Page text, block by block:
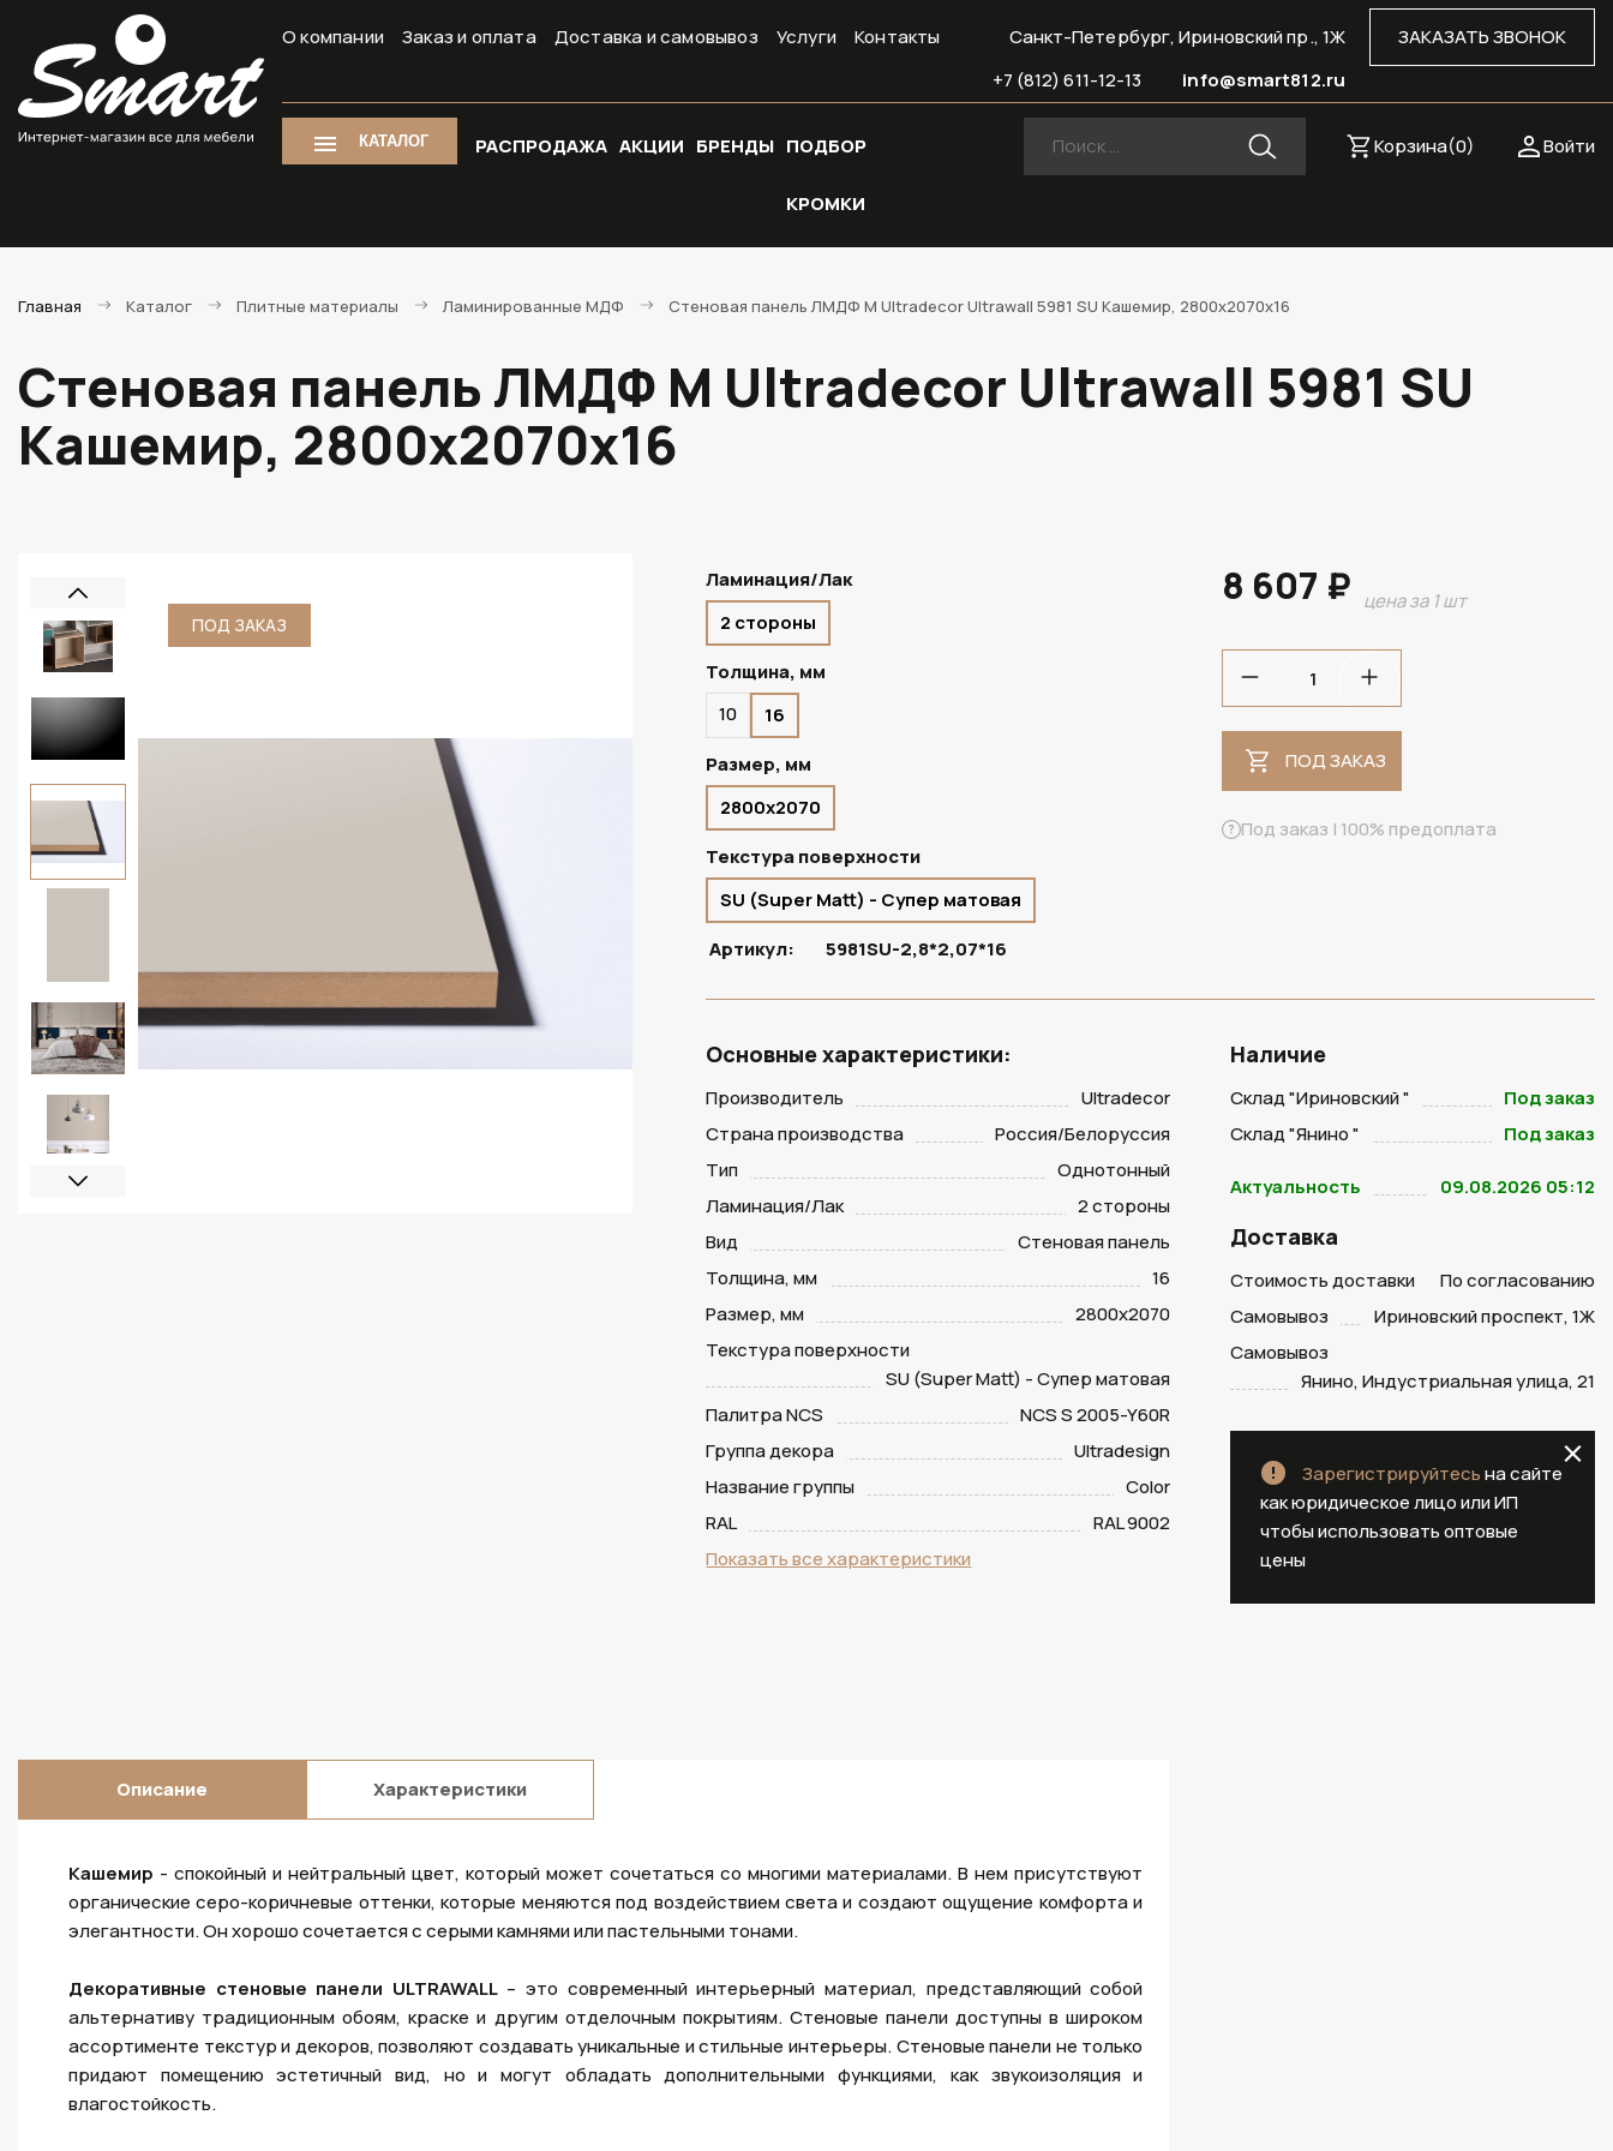
О компании Заказ и оплата Доставка и самовывоз Услуги Контакты ЗАКАЗАТЬ ЗВОНОК
Санкт-Петербург, Ириновский пр., 1Ж
info@smart812.ru
+7 (812) 611-12-13
КАТАЛОГ РАСПРОДАЖА АКЦИИ БРЕНДЫ ПОДБОР
КРОМКИ
Войти
Корзина(0)
Главная Каталог Плитные материалы Ламинированные МДФ Стеновая панель ЛМДФ М Ultradecor Ultrawall 5981 SU Кашемир, 2800х2070х16
Стеновая панель ЛМДФ М Ultradecor Ultrawall 5981 SU
Кашемир, 2800х2070х16
ПОД ЗАКАЗ ПОД ЗАКАЗ
Ламинация/Лак
2 стороны
Толщина, мм
10
16
Размер, мм
2800х2070
Текстура поверхности
SU (Super Matt) - Супер матовая
Артикул:
5981SU-2,8*2,07*16
8 607 ₽ цена за 1 шт
ПОД ЗАКАЗ
Под заказ | 100% предоплата
Основные характеристики:
Производитель
Ultradecor
Страна производства
Россия/Белоруссия
Тип
Однотонный
Ламинация/Лак
2 стороны
Вид
Стеновая панель
Толщина, мм
16
Размер, мм
2800х2070
Текстура поверхности
SU (Super Matt) - Супер матовая
Палитра NCS
NCS S 2005-Y60R
Группа декора
Ultradesign
Название группы
Color
RAL
RAL 9002
Показать все характеристики
Наличие
Склад "Ириновский "
Под заказ
Склад "Янино "
Под заказ
Актуальность 09.08.2026 05:12
Доставка
Стоимость доставки
По согласованию
Самовывоз
Ириновский проспект, 1Ж
Самовывоз
Янино, Индустриальная улица, 21
Зарегистрируйтесьна сайте
как юридическое лицо или ИП
чтобы использовать оптовые
цены
Описание Характеристики
Кашемир - спокойный и нейтральный цвет, который может сочетаться со многими материалами. В нем присутствуют
органические серо-коричневые оттенки, которые меняются под воздействием света и создают ощущение комфорта и
элегантности. Он хорошо сочетается с серыми камнями или пастельными тонами.
Декоративные стеновые панели ULTRAWALL– это современный интерьерный материал, представляющий собой
альтернативу традиционным обоям, краске и другим отделочным покрытиям. Стеновые панели доступны в широком
ассортименте текстур и декоров, позволяют создавать уникальные и стильные интерьеры. Стеновые панели не только
придают помещению эстетичный вид, но и могут обладать дополнительными функциями, как звукоизоляция и
влагостойкость.